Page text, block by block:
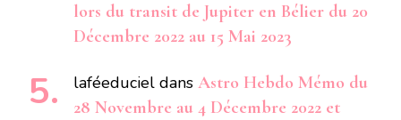
lors du transit de Jupiter en Bélier du 20
Décembre 2022 au 15 Mai 2023
laféeduciel dans Astro Hebdo Mémo du
28 Novembre au 4 Décembre 2022 et